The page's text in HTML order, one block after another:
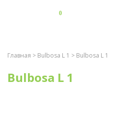
0
Главная > Bulbosa L 1 > Bulbosa L 1
Bulbosa L 1